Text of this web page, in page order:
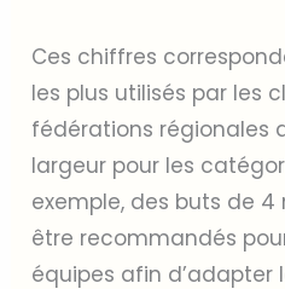
Ces chiffres
les plus utilisés par les
fédérations régionales
largeur pour les
exemple, des buts de
être recommandés
équipes afin